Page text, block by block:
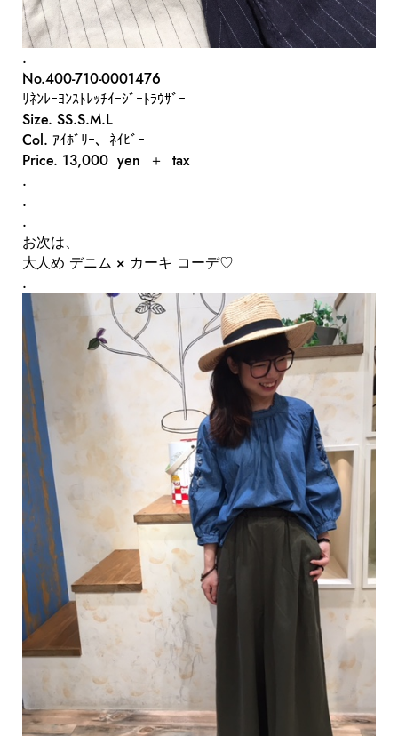
.
No.400-710-0001476
ﾘﾈﾝﾚｰﾖﾝｽﾄﾚｯﾁｲｰｼﾞｰﾄﾗｳｻﾞｰ
Size. SS.S.M.L
Col. ｱｲﾎﾞﾘｰ、ﾈｲﾋﾞｰ
Price. 13,000 yen ＋ tax
.
.
.
お次は、
大人め デニム × カーキ コーデ♡
.